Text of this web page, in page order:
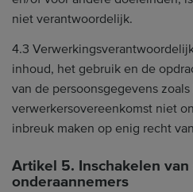
niet verantwoordelijk.
4.3
inhoud, het gebruik en de
van de persoonsgegevens
verwerkersovereenkomst niet
inbreuk maken op enig recht
Artikel 5. Inschakelen
onderaannemers